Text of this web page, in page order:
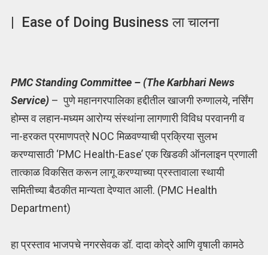
| Ease of Doing Business ला चालना
PMC Standing Committee – (The Karbhari News
Service) – पुणे महानगरपालिका हद्दीतील खाजगी रुग्णालये, नर्सिंग
होम्स व लहान-मध्यम आरोग्य संस्थांना लागणारी विविध परवानगी व
ना-हरकत प्रमाणपत्रे NOC मिळवण्याची प्रक्रिया सुलभ
करण्यासाठी ‘PMC Health-Ease’ एक खिडकी ऑनलाइन प्रणाली
तात्काळ विकसित करून लागू करण्याच्या प्रस्तावाला स्थायी
समितीच्या बैठकीत मान्यता देण्यात आली. (PMC Health
Department)
हा प्रस्ताव भाजपचे नगरसेवक डॉ. दादा कोद्रे आणि वृषाली कामठे